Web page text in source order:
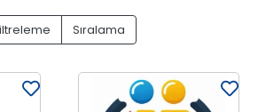
Sıralama